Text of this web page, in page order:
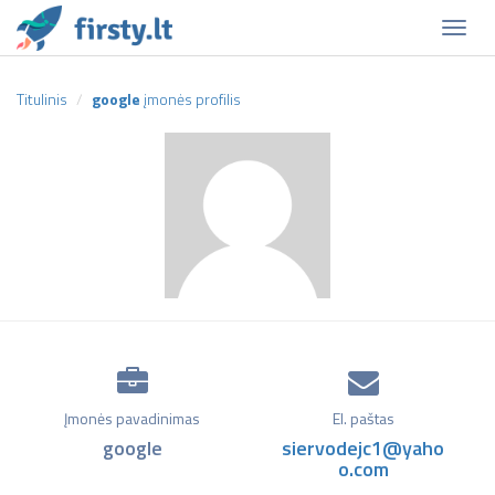
Titulinis google įmonės profilis
Įmonės pavadinimas
google
El. paštas
siervodejc1@yaho
o.com